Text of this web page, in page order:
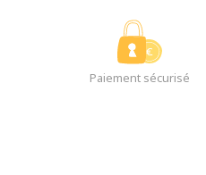
Paiement sécurisé